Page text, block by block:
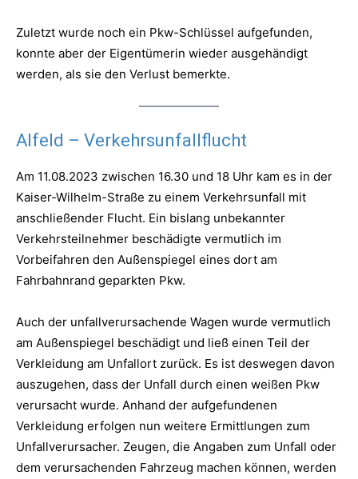
Zuletzt wurde noch ein Pkw-Schlüssel aufgefunden,
konnte aber der Eigentümerin wieder ausgehändigt
werden, als sie den Verlust bemerkte.
Alfeld – Verkehrsunfallflucht
Am 11.08.2023 zwischen 16.30 und 18 Uhr kam es in der
Kaiser-Wilhelm-Straße zu einem Verkehrsunfall mit
anschließender Flucht. Ein bislang unbekannter
Verkehrsteilnehmer beschädigte vermutlich im
Vorbeifahren den Außenspiegel eines dort am
Fahrbahnrand geparkten Pkw.
Auch der unfallverursachende Wagen wurde vermutlich
am Außenspiegel beschädigt und ließ einen Teil der
Verkleidung am Unfallort zurück. Es ist deswegen davon
auszugehen, dass der Unfall durch einen weißen Pkw
verursacht wurde. Anhand der aufgefundenen
Verkleidung erfolgen nun weitere Ermittlungen zum
Unfallverursacher. Zeugen, die Angaben zum Unfall oder
dem verursachenden Fahrzeug machen können, werden